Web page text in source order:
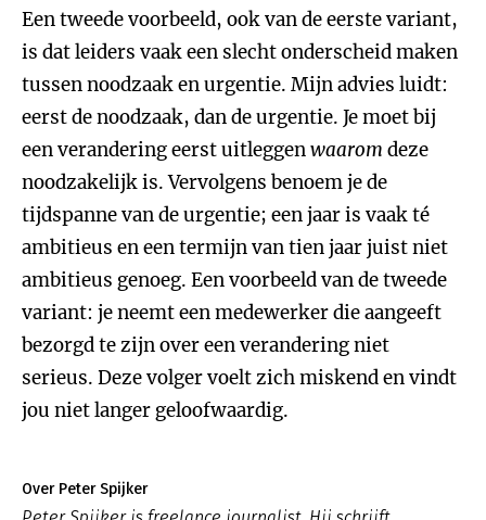
Een tweede voorbeeld, ook van de eerste variant,
is dat leiders vaak een slecht onderscheid maken
tussen noodzaak en urgentie. Mijn advies luidt:
eerst de noodzaak, dan de urgentie. Je moet bij
een verandering eerst uitleggenwaarom deze
noodzakelijk is. Vervolgens benoem je de
tijdspanne van de urgentie; een jaar is vaak té
ambitieus en een termijn van tien jaar juist niet
ambitieus genoeg. Een voorbeeld van de tweede
variant: je neemt een medewerker die aangeeft
bezorgd te zijn over een verandering niet
serieus. Deze volger voelt zich miskend en vindt
jou niet langer geloofwaardig.
Over Peter Spijker